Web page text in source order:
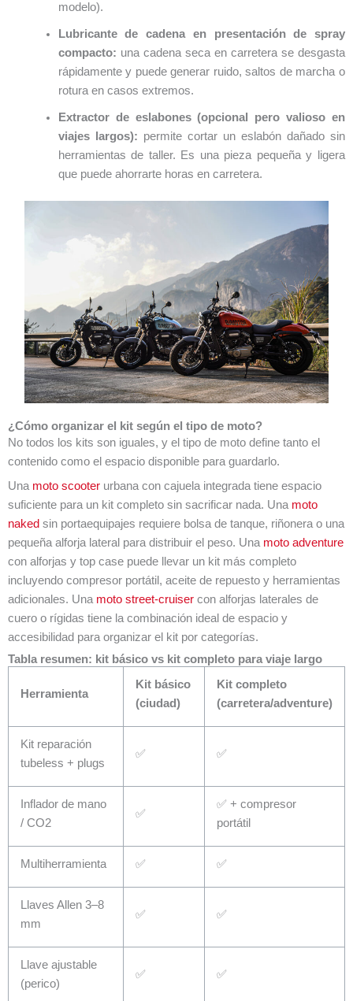
modelo).
Lubricante de cadena en presentación de spray
compacto: una cadena seca en carretera se desgasta
rápidamente y puede generar ruido, saltos de marcha o
rotura en casos extremos.
Extractor de eslabones (opcional pero valioso en
viajes largos): permite cortar un eslabón dañado sin
herramientas de taller. Es una pieza pequeña y ligera
que puede ahorrarte horas en carretera.
¿Cómo organizar el kit según el tipo de moto?
No todos los kits son iguales, y el tipo de moto define tanto el
contenido como el espacio disponible para guardarlo.
Una moto scooter urbana con cajuela integrada tiene espacio
suficiente para un kit completo sin sacrificar nada. Una moto
naked sin portaequipajes requiere bolsa de tanque, riñonera o una
pequeña alforja lateral para distribuir el peso. Una moto adventure
con alforjas y top case puede llevar un kit más completo
incluyendo compresor portátil, aceite de repuesto y herramientas
adicionales. Una moto street-cruiser con alforjas laterales de
cuero o rígidas tiene la combinación ideal de espacio y
accesibilidad para organizar el kit por categorías.
Tabla resumen: kit básico vs kit completo para viaje largo
Herramienta
Kit básico
(ciudad)
Kit completo
(carretera/adventure)
Kit reparación
tubeless + plugs
✅ ✅
Inflador de mano
/ CO2
✅
✅ + compresor
portátil
Multiherramienta ✅ ✅
Llaves Allen 3–8
mm
✅ ✅
Llave ajustable
(perico)
✅ ✅